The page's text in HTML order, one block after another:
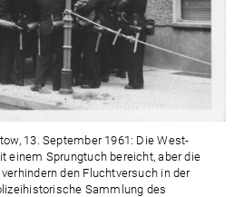
13. September 1961: Die West-
einem Sprungtuch bereicht, aber die
den Fluchtversuch in der
Sammlung des